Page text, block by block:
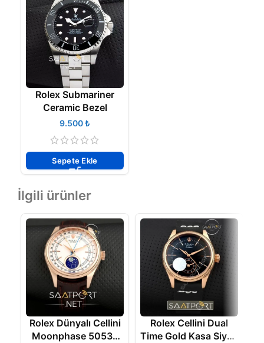
Rolex Submariner
Ceramic Bezel
₺
Sepete Ekle
İlgili ürünler
Rolex Dünyalı Cellini
Moonphase 50535
Rolex Cellini Dual
Time Gold Kasa Siyah